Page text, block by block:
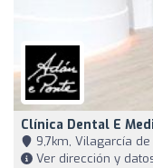
Clínica Dental E
9,7km, Vilagarcía
Ver dirección y